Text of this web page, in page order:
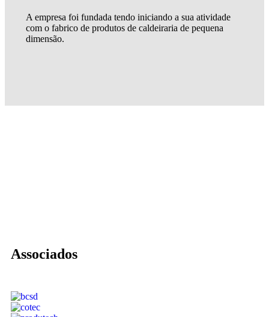
A empresa foi fundada tendo iniciando a sua atividade
com o fabrico de produtos de caldeiraria de pequena
dimensão.
Associados